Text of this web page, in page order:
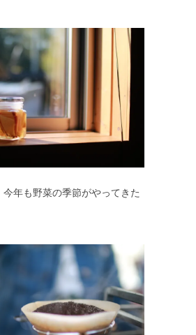
今年も野菜の季節がやってきた